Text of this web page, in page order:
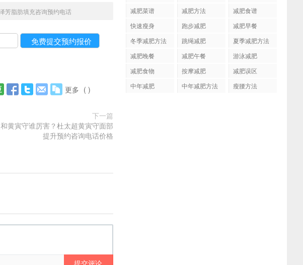
芳脂肪填充咨询预约电话
更多 ( )
下一篇
黄寅守谁厉害？杜太超黄寅守面部
提升预约咨询电话价格
提交评论
减肥菜谱
减肥方法
减肥食谱
快速瘦身
跑步减肥
减肥早餐
冬季减肥方法
跳绳减肥
夏季减肥方法
减肥晚餐
减肥午餐
游泳减肥
减肥食物
按摩减肥
减肥误区
中年减肥
中年减肥方法 瘦腰方法